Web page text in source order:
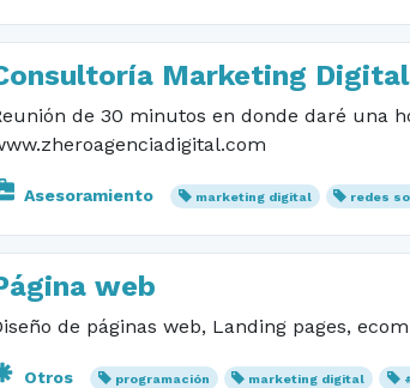
Marketing Digital
de 30 minutos en donde daré una
Asesoramiento marketing digital redes
web
de páginas web, Landing pages,
Otros programación marketing digital